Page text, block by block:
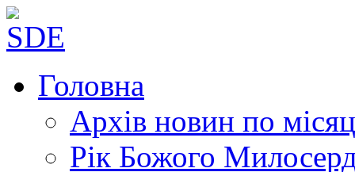
Головна
Архів новин по
Рік Божого